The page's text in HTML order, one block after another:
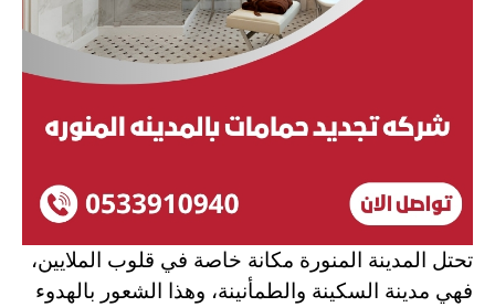
تحتل المدينة المنورة مكانة خاصة في قلوب الملايين،
فهي مدينة السكينة والطمأنينة، وهذا الشعور بالهدوء